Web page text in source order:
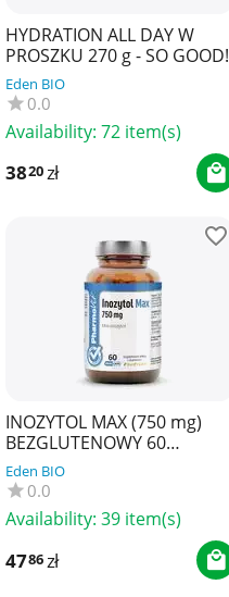
HYDRATION ALL DAY W
PROSZKU 270 g - SO GOOD!
Eden BIO
0.0
Availability: 72 item(s)
3820zł
INOZYTOL MAX (750 mg)
BEZGLUTENOWY 60
KAPSUŁEK - PHARMOVIT
(CLEAN LABEL)
Eden BIO
0.0
Availability: 39 item(s)
4786 zł